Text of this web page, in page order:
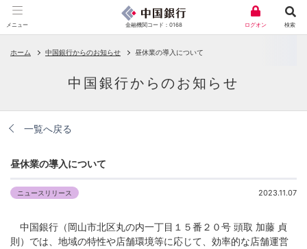
金融機関コード：0168
メニュー 検索
ログオン
ホーム 中国銀行からのお知らせ 昼休業の導入について
中国銀行からのお知らせ
一覧へ戻る
昼休業の導入について
ニュースリリース 2023.11.07
中国銀行（岡山市北区丸の内一丁目１５番２０号 頭取 加藤 貞
則）では、地域の特性や店舗環境等に応じて、効率的な店舗運営